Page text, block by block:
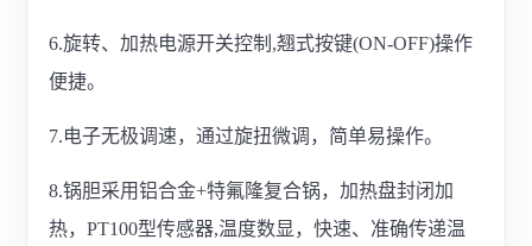
6.旋转、加热电源开关控制,翘式按键(ON-OFF)操作
便捷。
7.电子无极调速，通过旋扭微调，简单易操作。
8.锅胆采用铝合金+特氟隆复合锅，加热盘封闭加
热，PT100型传感器,温度数显，快速、准确传递温